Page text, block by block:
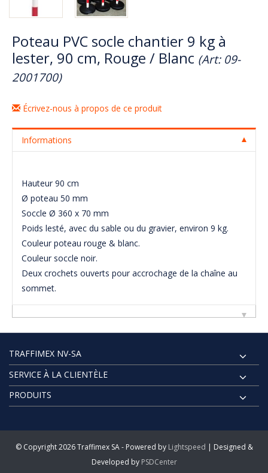
Poteau PVC socle chantier 9 kg à
lester, 90 cm, Rouge / Blanc (Art: 09-
2001700)
Écrivez-nous à propos de ce produit
Informations
Hauteur 90 cm
Ø poteau 50 mm
Soccle Ø 360 x 70 mm
Poids lesté, avec du sable ou du gravier, environ 9 kg.
Couleur poteau rouge & blanc.
Couleur soccle noir.
Deux crochets ouverts pour accrochage de la chaîne au
sommet.
TRAFFIMEX NV-SA
SERVICE À LA CLIENTÈLE
PRODUITS
© Copyright 2026 Traffimex SA - Powered by Lightspeed | Designed &
Developed by PSDCenter